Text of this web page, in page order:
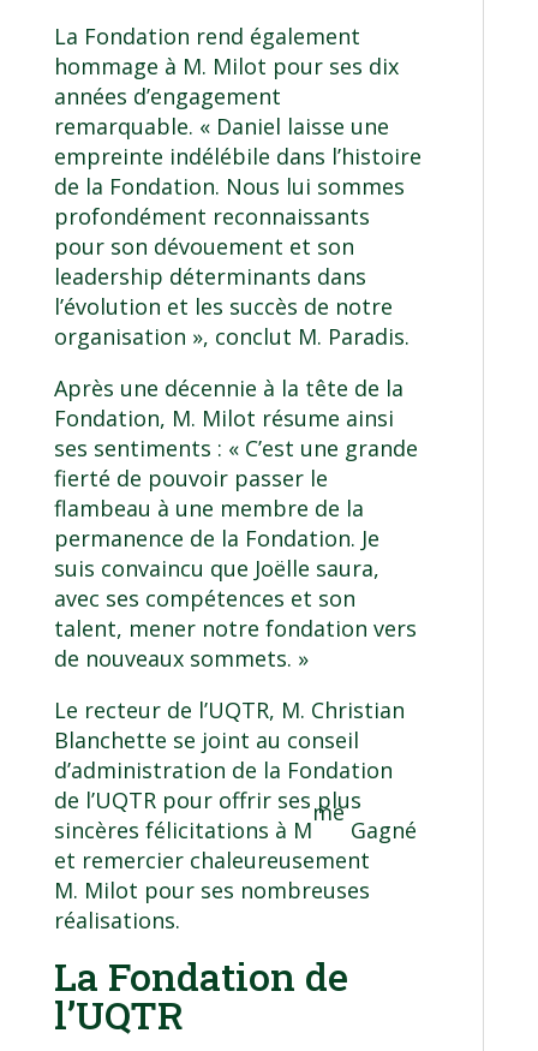
La Fondation rend également
hommage à M. Milot pour ses dix
années d’engagement
remarquable. « Daniel laisse une
empreinte indélébile dans l’histoire
de la Fondation. Nous lui sommes
profondément reconnaissants
pour son dévouement et son
leadership déterminants dans
l’évolution et les succès de notre
organisation », conclut M. Paradis.
Après une décennie à la tête de la
Fondation, M. Milot résume ainsi
ses sentiments : « C’est une grande
fierté de pouvoir passer le
flambeau à une membre de la
permanence de la Fondation. Je
suis convaincu que Joëlle saura,
avec ses compétences et son
talent, mener notre fondation vers
de nouveaux sommets. »
Le recteur de l’UQTR, M. Christian
Blanchette se joint au conseil
d’administration de la Fondation
de l’UQTR pour offrir ses plus
sincères félicitations à M
me
Gagné
et remercier chaleureusement
M. Milot pour ses nombreuses
réalisations.
La Fondation de
l’UQTR